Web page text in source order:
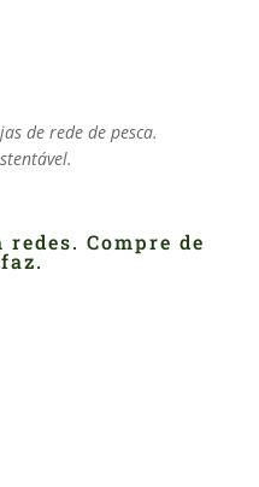
de rede de pesca.
Compre de